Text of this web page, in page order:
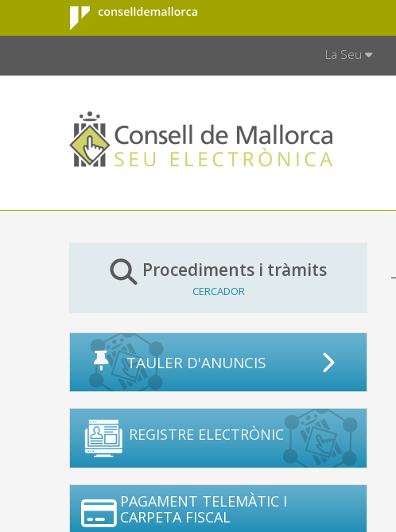
Salta al contingut principal
Consell de
Mallorca
La Seu
Procediments i tràmits
CERCADOR
TAULER D'ANUNCIS
REGISTRE ELECTRÒNIC
PAGAMENT TELEMÀTIC I
CARPETA FISCAL